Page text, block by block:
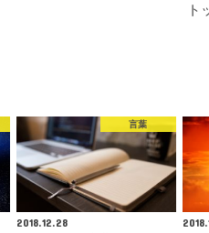
ト
言葉
2018.12.28